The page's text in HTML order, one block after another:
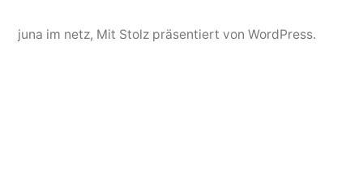
juna im netz, Mit Stolz präsentiert von WordPress.